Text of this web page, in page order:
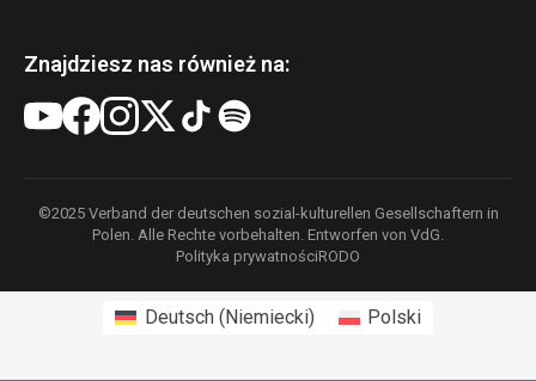
Znajdziesz nas również na:
©2025 Verband der deutschen sozial-kulturellen Gesellschaftern in
Polen. Alle Rechte vorbehalten. Entworfen von VdG.
Polityka prywatnościRODO
Deutsch(Niemiecki) Polski